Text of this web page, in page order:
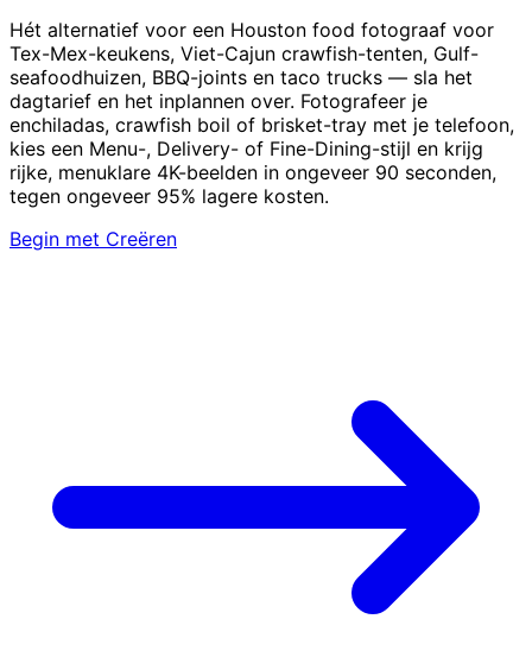
Hét alternatief voor een Houston food fotograaf voor
Tex-Mex-keukens, Viet-Cajun crawfish-tenten, Gulf-
seafoodhuizen, BBQ-joints en taco trucks — sla het
dagtarief en het inplannen over. Fotografeer je
enchiladas, crawfish boil of brisket-tray met je telefoon,
kies een Menu-, Delivery- of Fine-Dining-stijl en krijg
rijke, menuklare 4K-beelden in ongeveer 90 seconden,
tegen ongeveer 95% lagere kosten.
Begin met Creëren